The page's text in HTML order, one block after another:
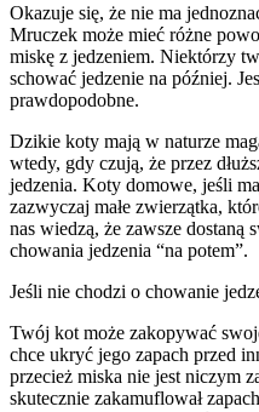
Okazuje się, że nie ma
Mruczek może mieć różne
miskę z jedzeniem. Niektórzy
schować jedzenie na później.
prawdopodobne.
Dzikie koty mają w naturze
wtedy, gdy czują, że przez
jedzenia. Koty domowe, jeśli
zazwyczaj małe zwierzątka,
nas wiedzą, że zawsze dostaną
chowania jedzenia “na potem”.
Jeśli nie chodzi o chowanie
Twój kot może zakopywać
chce ukryć jego zapach przed
przecież miska nie jest niczym
skutecznie zakamuflował